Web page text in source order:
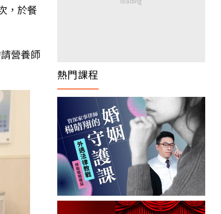
，於餐
營養師
熱門課程